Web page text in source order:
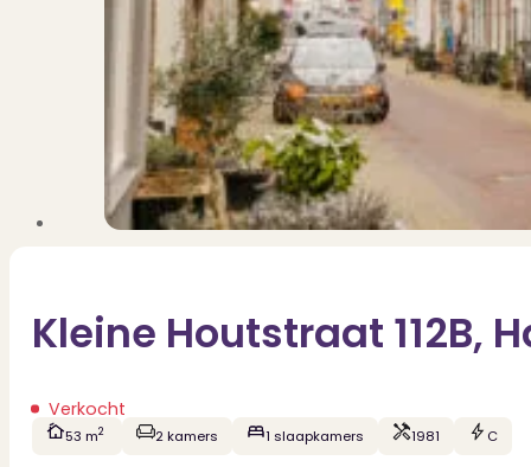
Kleine Houtstraat 112B,
Verkocht
53 m2 2 kamers 1 slaapkamers 1981 C